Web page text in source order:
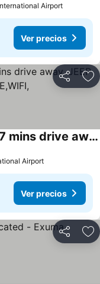
Airport
Ver precios
Compartir
Cozy apartment with beach 7 mins drive away. JEEP RENTAL , A.C , CABLE,WIFI,
Airport
Ver precios
Compartir